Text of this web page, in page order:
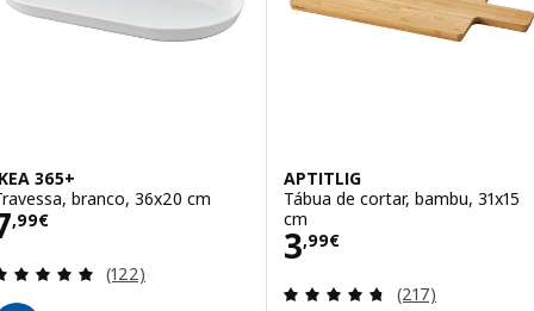
365+
branco, 36x20 cm
,99€ 7,99€
Avaliação: 4.9 fora de 5 estrelas. Total de
(122)
APTITLIG
Tábua de cortar, bambu, 31x15
cm
3,99€
Preço 3,99€
Avaliação: 4.7
(217)